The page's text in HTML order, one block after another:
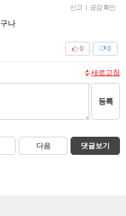
신고 | 공감 확인
나
0
0
새로고침
등록
다음 댓글보기